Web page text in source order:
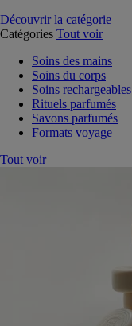
Découvrir la catégorie
Catégories Tout voir
Soins des mains
Soins du corps
Soins rechargeables
Rituels parfumés
Savons parfumés
Formats voyage
Tout voir